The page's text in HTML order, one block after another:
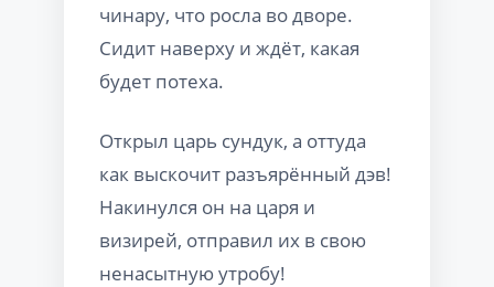
чинару, что росла во дворе.
Сидит наверху и ждёт, какая
будет потеха.
Открыл царь сундук, а оттуда
как выскочит разъярённый дэв!
Накинулся он на царя и
визирей, отправил их в свою
ненасытную утробу!